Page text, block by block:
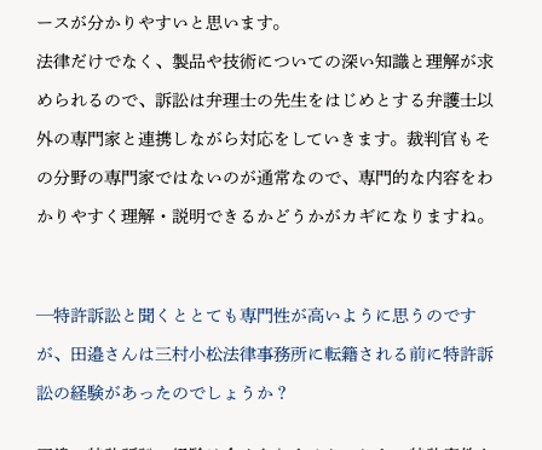
ースが分かりやすいと思います。
法律だけでなく、製品や技術についての深い知識と理解が求
められるので、訴訟は弁理士の先生をはじめとする弁護士以
外の専門家と連携しながら対応をしていきます。裁判官もそ
の分野の専門家ではないのが通常なので、専門的な内容をわ
かりやすく理解・説明できるかどうかがカギになりますね。
—特許訴訟と聞くととても専門性が高いように思うのです
が、田邉さんは三村小松法律事務所に転籍される前に特許訴
訟の経験があったのでしょうか？